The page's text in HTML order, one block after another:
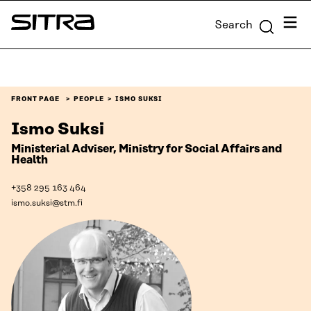
Skip to
content
Sitra Search Menu
FRONT PAGE PEOPLE ISMO SUKSI
Ismo Suksi
Ministerial Adviser, Ministry for Social Affairs and
Health
+358 295 163 464
ismo.suksi@stm.fi